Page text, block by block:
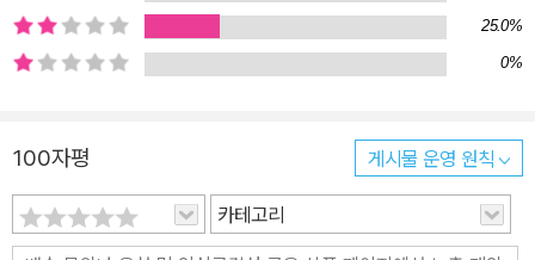
달 씨’가 아이들에게 심어준 ‘꿈의 씨앗’ 어느 마을에 수상한 사람이
나타난다. 이름도 직업도 없고, 가족도 친구도 없이 날마다 건들건들
돌아다니는 그를 사람들은 ‘건달 씨’라고 부르기 시작한다. 어느 날,
보고 힌트를 얻은 건달 씨는 도치 씨네 가게 옆에 작은 문방구를 나란
히 낸다. 그리고 하루에 한 가지씩, 신기하고 신나고 새롭고 멋진 물건
들을 가져와 아이들을 즐겁게 해 준다. 하나만 먹으면 행복해지는 엄
지빵, 불면 마음이 즐거워지는 풍선, 뭐든지 곱빼기로 튀겨 주는 뻥튀
25.0%
0%
100자평 게시물 운영 원칙
카테고리